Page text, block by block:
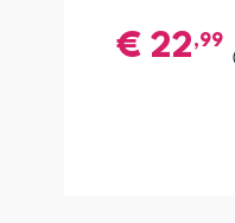
€ 22,99